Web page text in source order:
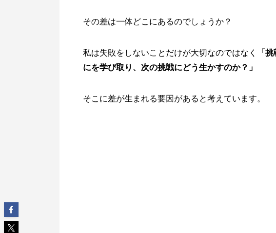
その差は一体どこにあるのでしょうか？
私は失敗をしないことだけが大切なのではなく
「
にを学び取り、次の挑戦にどう生かすのか？」
そこに差が生まれる要因があると考えています。